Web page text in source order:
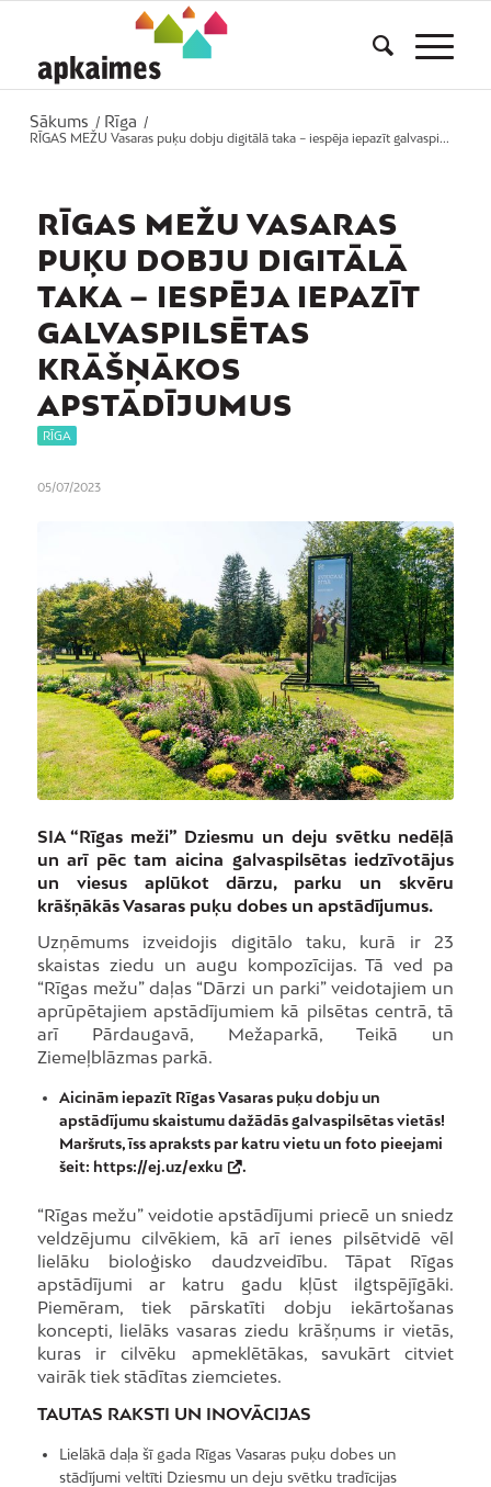
Sākums / Rīga
/
RĪGAS MEŽU Vasaras puķu dobju digitālā taka – iespēja iepazīt galvaspi...
RĪGAS MEŽU VASARAS
PUĶU DOBJU DIGITĀLĀ
TAKA – IESPĒJA IEPAZĪT
GALVASPILSĒTAS
KRĀŠŅĀKOS
APSTĀDĪJUMUS
RĪGA
05/07/2023
SIA “Rīgas meži” Dziesmu un deju svētku nedēļā
un arī pēc tam aicina galvaspilsētas iedzīvotājus
un viesus aplūkot dārzu, parku un skvēru
krāšņākās Vasaras puķu dobes un apstādījumus.
Uzņēmums izveidojis digitālo taku, kurā ir 23
skaistas ziedu un augu kompozīcijas. Tā ved pa
“Rīgas mežu” daļas “Dārzi un parki” veidotajiem un
aprūpētajiem apstādījumiem kā pilsētas centrā, tā
arī Pārdaugavā, Mežaparkā, Teikā un
Ziemeļblāzmas parkā.
Aicinām iepazīt Rīgas Vasaras puķu dobju un
apstādījumu skaistumu dažādās galvaspilsētas vietās!
Maršruts, īss apraksts par katru vietu un foto pieejami
šeit: https://ej.uz/exku .
“Rīgas mežu” veidotie apstādījumi priecē un sniedz
veldzējumu cilvēkiem, kā arī ienes pilsētvidē vēl
lielāku bioloģisko daudzveidību. Tāpat Rīgas
apstādījumi ar katru gadu kļūst ilgtspējīgāki.
Piemēram, tiek pārskatīti dobju iekārtošanas
koncepti, lielāks vasaras ziedu krāšņums ir vietās,
kuras ir cilvēku apmeklētākas, savukārt citviet
vairāk tiek stādītas ziemcietes.
TAUTAS RAKSTI UN INOVĀCIJAS
Lielākā daļa šī gada Rīgas Vasaras puķu dobes un
stādījumi veltīti Dziesmu un deju svētku tradīcijas